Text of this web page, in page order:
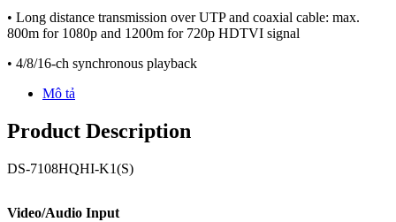
• Long distance transmission over UTP and coaxial cable: max.
800m for 1080p and 1200m for 720p HDTVI signal
• 4/8/16-ch synchronous playback
Mô tả
Product Description
DS-7108HQHI-K1(S)
Video/Audio Input